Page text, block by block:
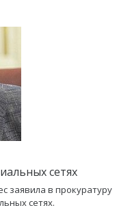
сетях
заявила в прокуратуру
сетях.